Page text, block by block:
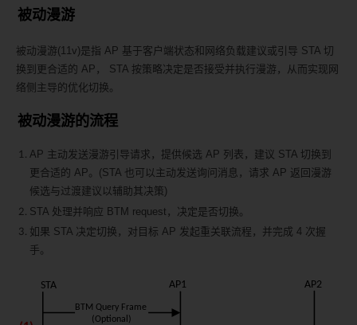
被动漫游
被动漫游(11v)是指 AP 基于客户端状态和网络负载建议或引导 STA 切
换到更合适的 AP， STA 按策略决定是否接受并执行漫游，从而实现网
络侧主导的优化切换。
被动漫游的流程
AP 主动发送漫游引导请求，提供候选 AP 列表，建议 STA 切换到
更合适的 AP。(STA 也可以主动发送询问消息，请求 AP 返回漫游
候选与过渡建议以辅助其决策)
STA 处理并响应 BTM request，决定是否切换。
如果 STA 决定切换，对目标 AP 发起重关联流程，并完成 4 次握
手。